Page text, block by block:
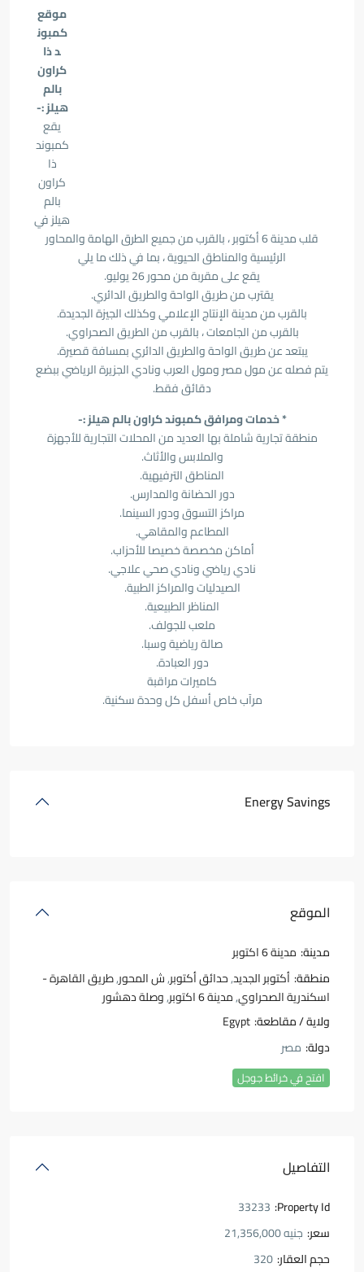
موقع
كمبون
د ذا
كراون
بالم
هيلز :-
يقع
كمبوند
ذا
كراون
بالم
هيلز في
قلب مدينة 6 أكتوبر ، بالقرب من جميع الطرق الهامة والمحاور
الرئيسية والمناطق الحيوية ، بما في ذلك ما يلي
يقع على مقربة من محور 26 يوليو.
يقترب من طريق الواحة والطريق الدائري.
بالقرب من مدينة الإنتاج الإعلامي وكذلك الجيزة الجديدة.
بالقرب من الجامعات ، بالقرب من الطريق الصحراوي.
يبتعد عن طريق الواحة والطريق الدائري بمسافة قصيرة.
يتم فصله عن مول مصر ومول العرب ونادي الجزيرة الرياضي ببضع
دقائق فقط.
* خدمات ومرافق كمبوند كراون بالم هيلز :-
منطقة تجارية شاملة بها العديد من المحلات التجارية للأجهزة
والملابس والأثاث.
المناطق الترفيهية.
دور الحضانة والمدارس.
مراكز التسوق ودور السينما.
المطاعم والمقاهي.
أماكن مخصصة خصيصا للأحزاب.
نادي رياضي ونادي صحي علاجي.
الصيدليات والمراكز الطبية.
المناظر الطبيعية.
ملعب للجولف.
صالة رياضية وسبا.
دور العبادة.
كاميرات مراقبة
مرآب خاص أسفل كل وحدة سكنية.
Energy Savings
الموقع
مدينة: مدينة 6 اكتوبر
منطقة: أكتوبر الجديد,حدائق أكتوبر,ش المحور,طريق القاهرة -
اسكندرية الصحراوي,مدينة 6 اكتوبر ,وصلة دهشور
ولاية / مقاطعة: Egypt
دولة: مصر
افتح في خرائط جوجل
التفاصيل
Property Id:
33233
سعر: جنيه 21,356,000
حجم العقار: 320